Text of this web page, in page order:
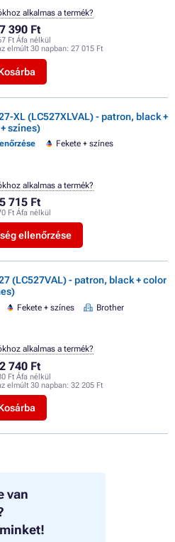
van
390 Ft
Ft Áfa nélkül
elmúlt 30 napban: 27 015 Ft
alkalmas a termék?
XL (LC527XLVAL) - patron, black +
színes)
Fekete + színes
715 Ft
Ft Áfa nélkül
ellenőrzése
alkalmas a termék?
(LC527VAL) - patron, black + color
Fekete + színes Brother
740 Ft
Ft Áfa nélkül
elmúlt 30 napban: 32 205 Ft
alkalmas a termék?